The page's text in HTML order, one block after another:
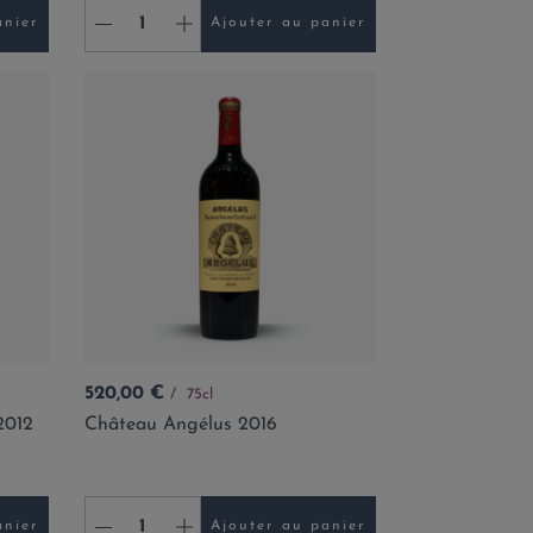
- + Ajouter au panier
Prix
520,00 € 75cl
Château Angélus 2016
- + Ajouter au panier